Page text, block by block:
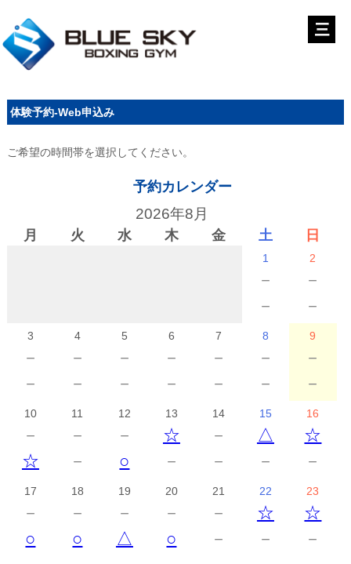
体験予約-Web申込み
ご希望の時間帯を選択してください。
予約カレンダー
2026年8月
月 火 水 木 金 土 日
1
－
－
2
－
－
3
－
－
4
－
－
5
－
－
6
－
－
7
－
－
8
－
－
9
－
－
10
－
☆
11
－
－
12
－
○
13
☆
－
14
－
－
15
△
－
16
☆
－
17
－
○
18
－
○
19
－
△
20
－
○
21
－
－
22
☆
－
23
☆
－